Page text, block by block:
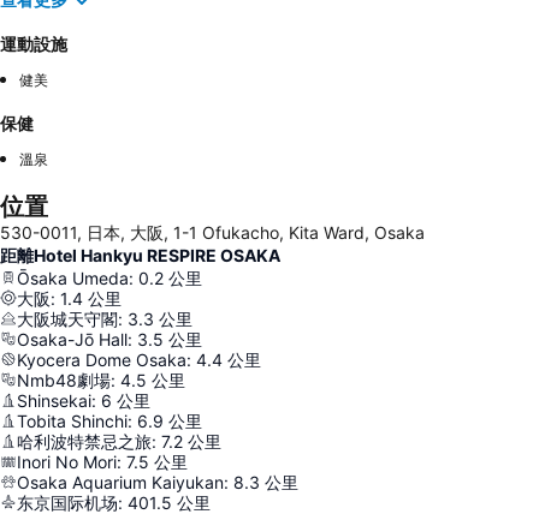
運動設施
健美
保健
溫泉
位置
530-0011, 日本, 大阪, 1-1 Ofukacho, Kita Ward, Osaka
距離Hotel Hankyu RESPIRE OSAKA
Ōsaka Umeda: 0.2 公里
大阪: 1.4 公里
大阪城天守閣: 3.3 公里
Osaka-Jō Hall: 3.5 公里
Kyocera Dome Osaka: 4.4 公里
Nmb48劇場: 4.5 公里
Shinsekai: 6 公里
Tobita Shinchi: 6.9 公里
哈利波特禁忌之旅: 7.2 公里
Inori No Mori: 7.5 公里
Osaka Aquarium Kaiyukan: 8.3 公里
东京国际机场: 401.5 公里